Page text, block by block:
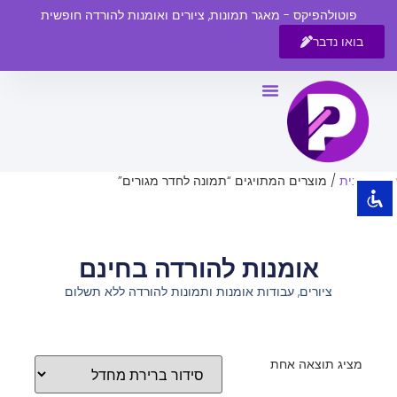
visibility_off השבת את ההבזקים
title סמן כותרות
צבע רקע
zoom_out
הקטנת גופן
הגדלת גופן
ניגודיות בהירה
פוטולהפיקס - מאגר תמונות, ציורים ואומנות להורדה חופשית
בואו נדבר
עמוד הבית / מוצרים המתויגים “תמונה לחדר מגורים”
אומנות להורדה בחינם
ציורים, עבודות אומנות ותמונות להורדה ללא תשלום
מציג תוצאה אחת